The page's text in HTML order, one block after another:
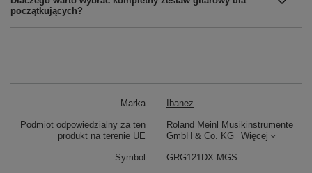
początkujących?
Marka Ibanez
Podmiot odpowiedzialny za ten
produkt na terenie UE
Roland Meinl Musikinstrumente
GmbH & Co. KG
Więcej
Symbol GRG121DX-MGS